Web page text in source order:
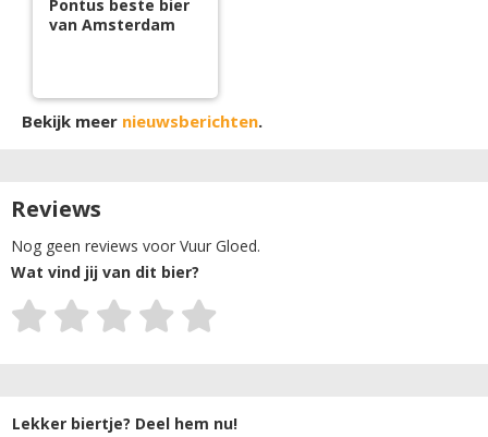
Pontus beste bier
van Amsterdam
Bekijk meer nieuwsberichten.
Reviews
Nog geen reviews voor Vuur Gloed.
Wat vind jij van dit bier?
Lekker biertje? Deel hem nu!